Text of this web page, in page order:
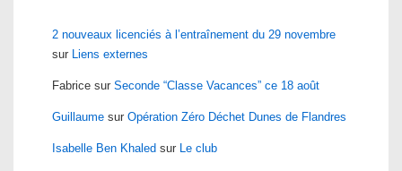
2 nouveaux licenciés à l’entraînement du 29 novembre
sur Liens externes
Fabrice sur Seconde “Classe Vacances” ce 18 août
Guillaume sur Opération Zéro Déchet Dunes de Flandres
Isabelle Ben Khaled sur Le club